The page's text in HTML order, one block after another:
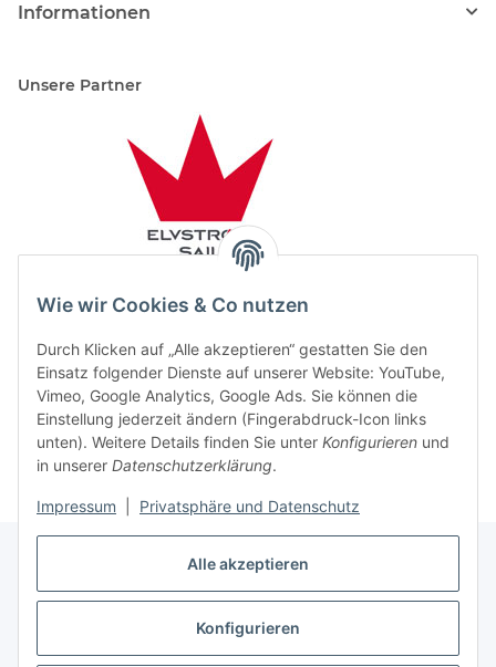
Alle akzeptieren
Konfigurieren
Wie wir Cookies & Co nutzen
Durch Klicken auf „Alle akzeptieren“ gestatten Sie den
Einsatz folgender Dienste auf unserer Website: YouTube,
Vimeo, Google Analytics, Google Ads. Sie können die
Einstellung jederzeit ändern (Fingerabdruck-Icon links
unten). Weitere Details finden Sie unter Konfigurieren und
in unserer Datenschutzerklärung.
Impressum Privatsphäre und Datenschutz
Informationen
Unsere Partner
Vertrag widerrufen